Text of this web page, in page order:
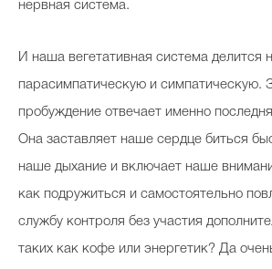
нервная система.
И наша вегетативная система делится
парасимпатическую и симпатическую.
пробуждение отвечает именно
Она заставляет наше сердце биться
наше дыхание и включает наше
как подружиться и самостоятельно
службу контроля без участия
таких как кофе или энергетик? Да